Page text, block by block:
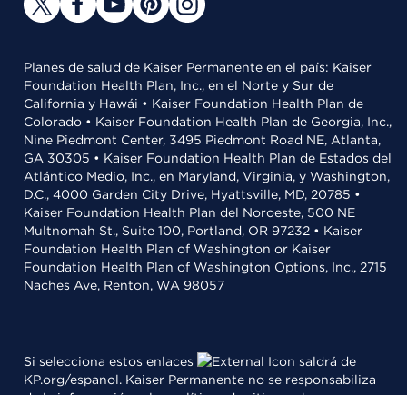
Planes de salud de Kaiser Permanente en el país: Kaiser
Foundation Health Plan, Inc., en el Norte y Sur de
California y Hawái • Kaiser Foundation Health Plan de
Colorado • Kaiser Foundation Health Plan de Georgia, Inc.,
Nine Piedmont Center, 3495 Piedmont Road NE, Atlanta,
GA 30305 • Kaiser Foundation Health Plan de Estados del
Atlántico Medio, Inc., en Maryland, Virginia, y Washington,
D.C., 4000 Garden City Drive, Hyattsville, MD, 20785 •
Kaiser Foundation Health Plan del Noroeste, 500 NE
Multnomah St., Suite 100, Portland, OR 97232 • Kaiser
Foundation Health Plan of Washington or Kaiser
Foundation Health Plan of Washington Options, Inc., 2715
Naches Ave, Renton, WA 98057
Si selecciona estos enlaces
saldrá de
KP.org/espanol. Kaiser Permanente no se responsabiliza